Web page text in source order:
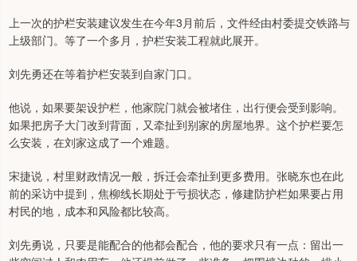
上一次的护栏安装建议发生在今年3月前后，文件经由村委提交铁路与
上级部门。等了一个多月，护栏安装工程就此展开。
刘先勇还在等着护栏安装到自家门口。
他说，如果要架设护栏，他家院门就会被堵住，出行便会受到影响。
如果把房子大门改到背面，又牵扯到别家的房屋地界。这个护栏要怎
么安装，在刘家这成了一个难题。
宋捷说，村里财政情况一般，拆迁会牵扯到更多费用。张晓东也在此
前的采访中提到，焦柳线长期处于亏损状态，修建防护栏如果要占用
村民的地，成本和风险都比较高。
刘先勇说，只要是能配合的他都会配合，他的要求只有一点：留出一